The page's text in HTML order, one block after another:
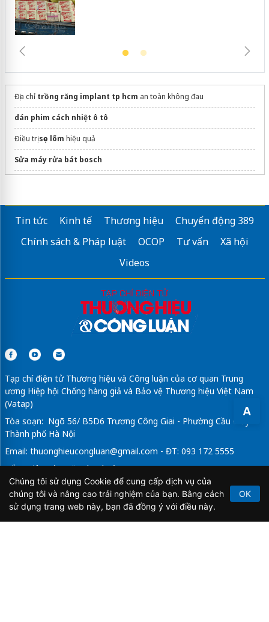
A
Địa chỉ trồng răng implant tp hcm an toàn không đau
dán phim cách nhiệt ô tô
Điều trịsẹo lõm hiệu quả
Sửa máy rửa bát bosch
bảng giá lấy nhân mụn
xóa quầng thâm mắt vĩnh viễn giá bao nhiêu
Tin tức Kinh tế Thương hiệu
Chuyển động 389
Chính sách & Pháp luật
OCOP Tư vấn
Xã hội
Videos
Tạp chí điện tử Thương hiệu và Công luận của cơ quan Trung
ương Hiệp hội Chống hàng giả và Bảo vệ Thương hiệu Việt Nam
(Vatap)
Tòa soạn: Ngõ 56/ B5D6 Trương Công Giai - Phường Cầu Giấy -
Thành phố Hà Nội
Email: thuonghieucongluan@gmail.com - ĐT: 093 172 5555
Tổng Biên Tập: Vũ Đức Thuận
Giấy phép hoạt động báo chí điện tử số 64/GP-BTTTT do Bộ
Thông tin và Truyền thông cấp ngày 21/2/2020.
Chúng tôi sử dụng Cookie để cung cấp dịch vụ của
chúng tôi và nâng cao trải nghiệm của bạn. Bằng cách
sử dụng trang web này, bạn đã đồng ý với điều này.
OK